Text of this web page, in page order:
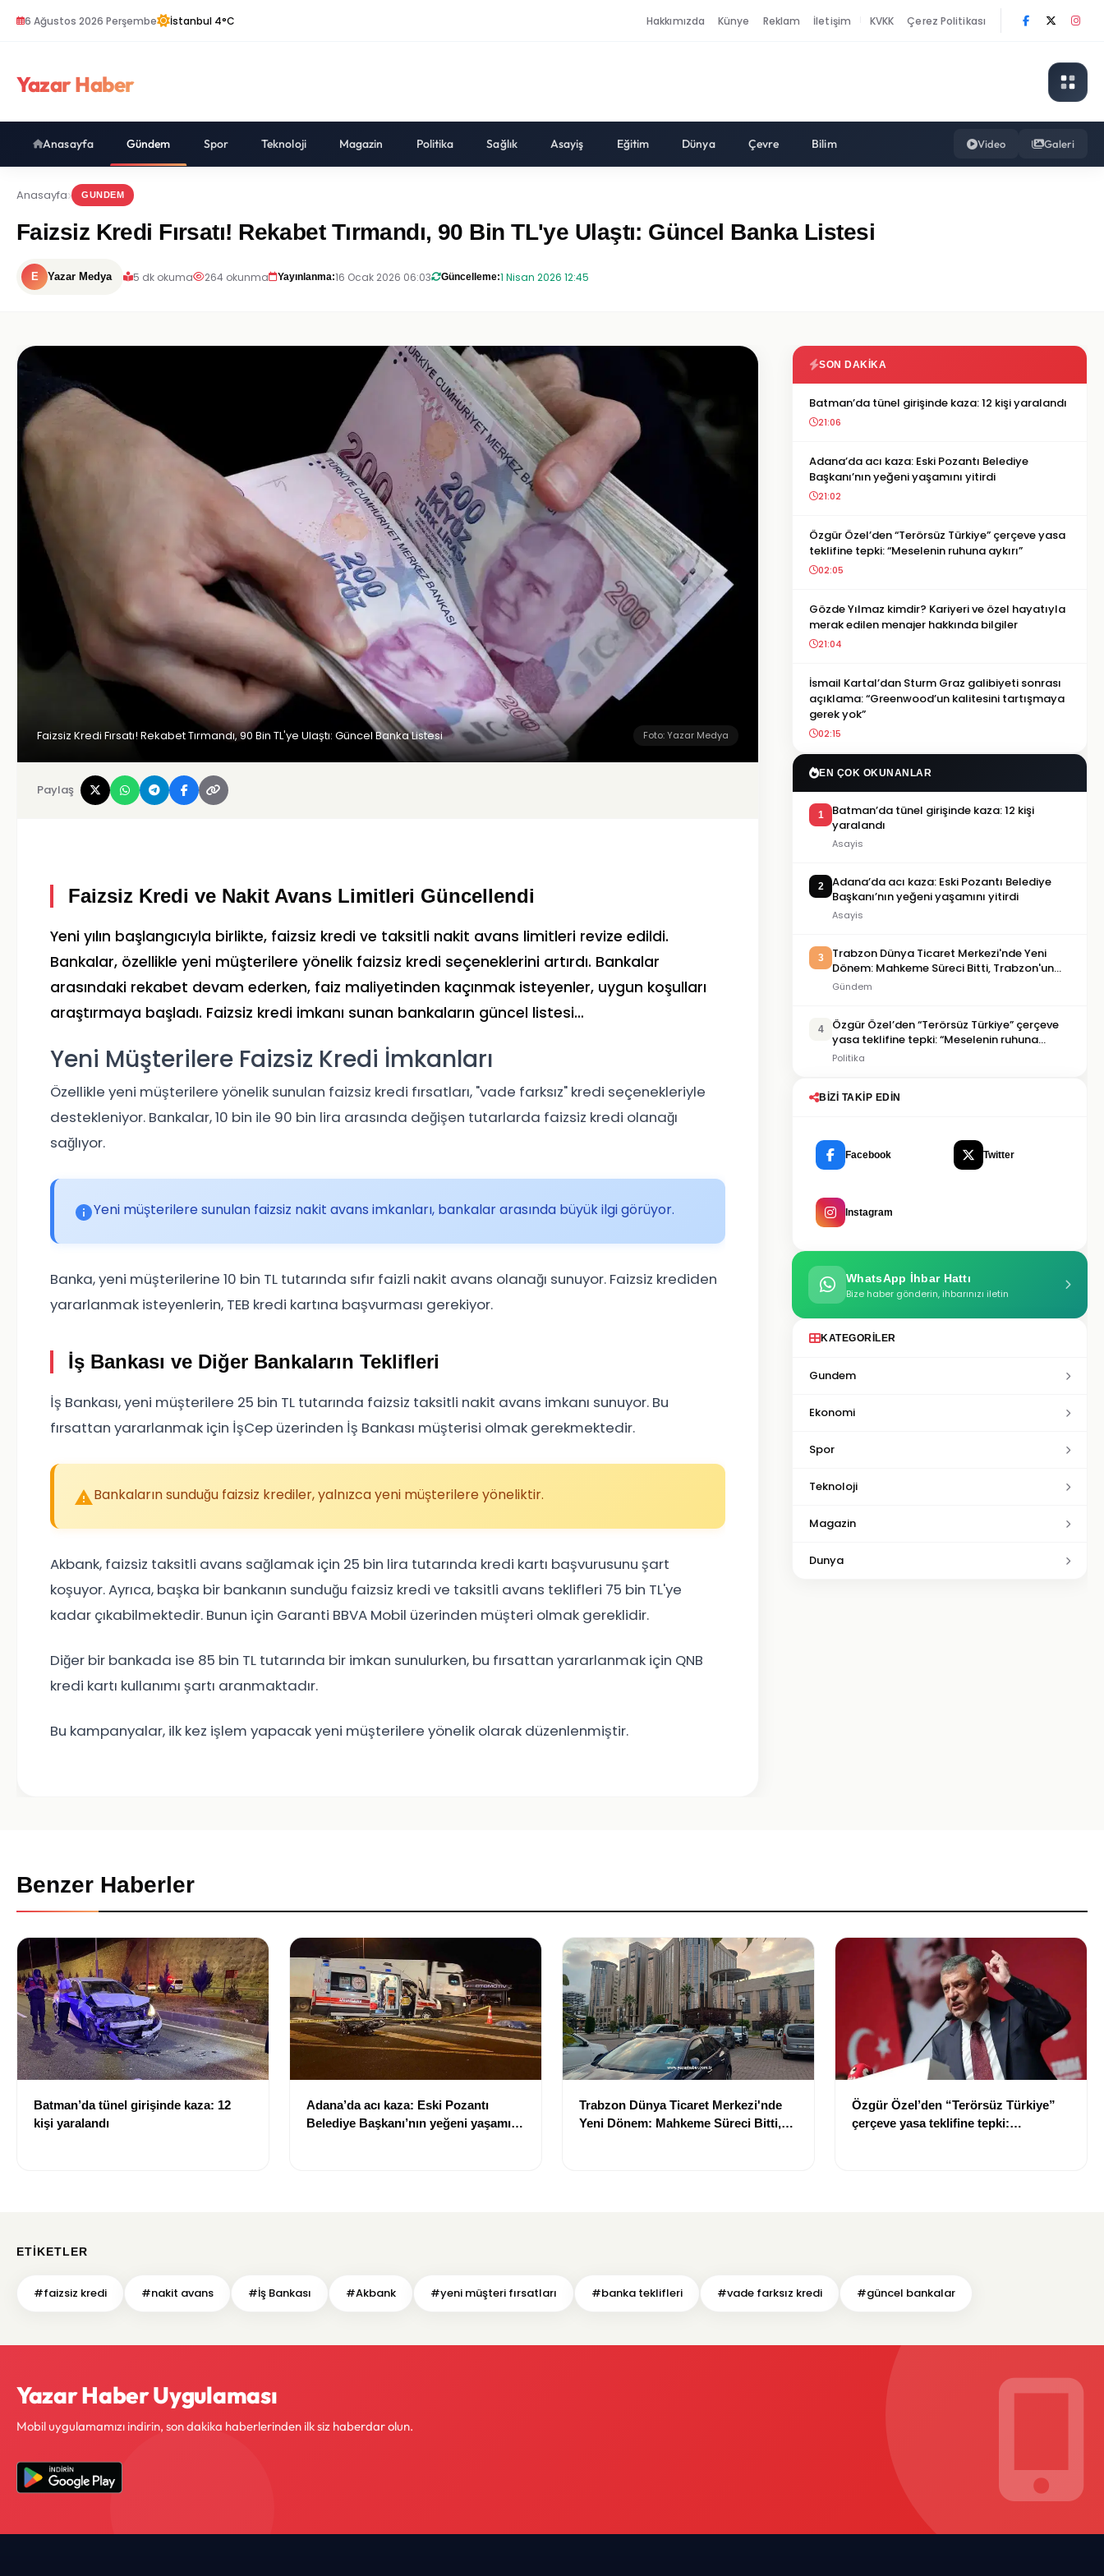
6 Ağustos 2026 Perşembe İstanbul 4°C Hakkımızda Künye Reklam İletişim KVKK Çerez Politikası
Yazar Haber
Anasayfa Gündem Spor Teknoloji Magazin Politika Sağlık Asayiş Eğitim Dünya Çevre Bilim Video Galeri
Anasayfa GUNDEM
Faizsiz Kredi Fırsatı! Rekabet Tırmandı, 90 Bin TL'ye Ulaştı: Güncel Banka Listesi
E Yazar Medya 5 dk okuma 264 okunma Yayınlanma:16 Ocak 2026 06:03 Güncelleme:1 Nisan 2026 12:45
Faizsiz Kredi Fırsatı! Rekabet Tırmandı, 90 Bin TL'ye Ulaştı: Güncel Banka Listesi Foto: Yazar Medya
Paylaş
Faizsiz Kredi ve Nakit Avans Limitleri Güncellendi
Yeni yılın başlangıcıyla birlikte, faizsiz kredi ve taksitli nakit avans limitleri revize edildi.
Bankalar, özellikle yeni müşterilere yönelik faizsiz kredi seçeneklerini artırdı. Bankalar
arasındaki rekabet devam ederken, faiz maliyetinden kaçınmak isteyenler, uygun koşulları
araştırmaya başladı. Faizsiz kredi imkanı sunan bankaların güncel listesi…
Yeni Müşterilere Faizsiz Kredi İmkanları
Özellikle yeni müşterilere yönelik sunulan faizsiz kredi fırsatları, "vade farksız" kredi seçenekleriyle
destekleniyor. Bankalar, 10 bin ile 90 bin lira arasında değişen tutarlarda faizsiz kredi olanağı
sağlıyor.
Yeni müşterilere sunulan faizsiz nakit avans imkanları, bankalar arasında büyük ilgi görüyor.
Banka, yeni müşterilerine 10 bin TL tutarında sıfır faizli nakit avans olanağı sunuyor. Faizsiz krediden
yararlanmak isteyenlerin, TEB kredi kartına başvurması gerekiyor.
İş Bankası ve Diğer Bankaların Teklifleri
İş Bankası, yeni müşterilere 25 bin TL tutarında faizsiz taksitli nakit avans imkanı sunuyor. Bu
fırsattan yararlanmak için İşCep üzerinden İş Bankası müşterisi olmak gerekmektedir.
Bankaların sunduğu faizsiz krediler, yalnızca yeni müşterilere yöneliktir.
Akbank, faizsiz taksitli avans sağlamak için 25 bin lira tutarında kredi kartı başvurusunu şart
koşuyor. Ayrıca, başka bir bankanın sunduğu faizsiz kredi ve taksitli avans teklifleri 75 bin TL'ye
kadar çıkabilmektedir. Bunun için Garanti BBVA Mobil üzerinden müşteri olmak gereklidir.
Diğer bir bankada ise 85 bin TL tutarında bir imkan sunulurken, bu fırsattan yararlanmak için QNB
kredi kartı kullanımı şartı aranmaktadır.
Bu kampanyalar, ilk kez işlem yapacak yeni müşterilere yönelik olarak düzenlenmiştir.
SON DAKIKA
Batman’da tünel girişinde kaza: 12 kişi yaralandı
21:06
Adana’da acı kaza: Eski Pozantı Belediye
Başkanı’nın yeğeni yaşamını yitirdi
21:02
Özgür Özel’den “Terörsüz Türkiye” çerçeve yasa
teklifine tepki: “Meselenin ruhuna aykırı”
02:05
Gözde Yılmaz kimdir? Kariyeri ve özel hayatıyla
merak edilen menajer hakkında bilgiler
21:04
İsmail Kartal’dan Sturm Graz galibiyeti sonrası
açıklama: “Greenwood’un kalitesini tartışmaya
gerek yok”
02:15
EN ÇOK OKUNANLAR
1
Batman’da tünel girişinde kaza: 12 kişi
yaralandı
Asayis
2
Adana’da acı kaza: Eski Pozantı Belediye
Başkanı’nın yeğeni yaşamını yitirdi
Asayis
3
Trabzon Dünya Ticaret Merkezi'nde Yeni
Dönem: Mahkeme Süreci Bitti, Trabzon'un
Dev Projesi Ne Zaman Tamamlanacak?
Gündem
4
Özgür Özel’den “Terörsüz Türkiye” çerçeve
yasa teklifine tepki: “Meselenin ruhuna
aykırı”
Politika
BIZI TAKIP EDIN
Facebook Twitter
Instagram
WhatsApp İhbar Hattı
Bize haber gönderin, ihbarınızı iletin
KATEGORILER
Gundem
Ekonomi
Spor
Teknoloji
Magazin
Dunya
Benzer Haberler
Batman’da tünel girişinde kaza: 12
kişi yaralandı
Adana’da acı kaza: Eski Pozantı
Belediye Başkanı’nın yeğeni yaşamını
Trabzon Dünya Ticaret Merkezi'nde
Yeni Dönem: Mahkeme Süreci Bitti,
Özgür Özel’den “Terörsüz Türkiye”
çerçeve yasa teklifine tepki:
ETIKETLER
#faizsiz kredi #nakit avans #İş Bankası #Akbank #yeni müşteri fırsatları #banka teklifleri #vade farksız kredi #güncel bankalar
Yazar Haber Uygulaması
Mobil uygulamamızı indirin, son dakika haberlerinden ilk siz haberdar olun.